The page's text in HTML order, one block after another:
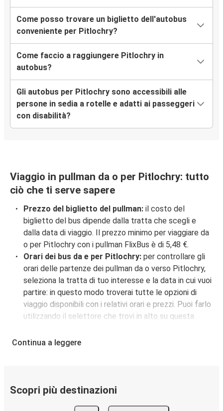
Come posso trovare un biglietto dell'autobus
conveniente per Pitlochry?
Come faccio a raggiungere Pitlochry in
autobus?
Gli autobus per Pitlochry sono accessibili alle
persone in sedia a rotelle e adatti ai passeggeri
con disabilità?
Viaggio in pullman da o per Pitlochry: tutto
ciò che ti serve sapere
Prezzo del biglietto del pullman: il costo del
biglietto del bus dipende dalla tratta che scegli e
dalla data di viaggio. Il prezzo minimo per viaggiare da
o per Pitlochry con i pullman FlixBus è di 5,48 €.
Orari dei bus da e per Pitlochry: per controllare gli
orari delle partenze dei pullman da o verso Pitlochry,
seleziona la tratta di tuo interesse e la data in cui vuoi
partire: in questo modo troverai tutte le opzioni di
viaggio disponibili con i relativi orari e prezzi. Puoi farlo
utilizzando il selettore che trovi in alto su questa
interattiva.
pagina.
Continua a leggere
Scopri più destinazioni